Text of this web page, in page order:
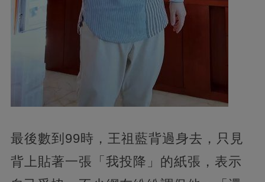
最後數到99時，王祖藍背過身去，只見
背上貼著一張「我投降」的紙張，表示